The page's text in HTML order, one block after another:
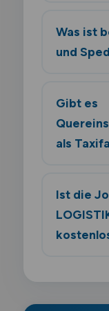
Was ist
und
Gibt es
als
Ist die